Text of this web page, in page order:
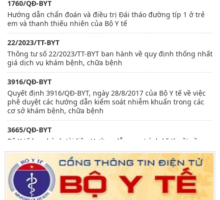
Hướng dẫn chẩn đoán và điều trị Đái tháo đường típ 1 ở trẻ
em và thanh thiếu nhiên của Bộ Y tế
Thông tư số 22/2023/TT-BYT ban hành về quy định thống nhất
giá dịch vụ khám bệnh, chữa bệnh
Quyết định 3916/QĐ-BYT, ngày 28/8/2017 của Bộ Y tế về việc
phê duyệt các hướng dẫn kiểm soát nhiễm khuẩn trong các
cơ sở khám bệnh, chữa bệnh
Bộ Y tế ban hành tài liệu Hướng dẫn quy trình kỹ thuật về
2959/QĐ-BYT
Hướng dẫn chẩn đoán điều trị Covi-19 ở Trẻ em của Bộ Y tế
2855/QĐ-BYT